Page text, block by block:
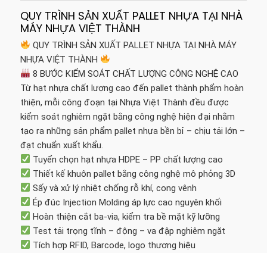
QUY TRÌNH SẢN XUẤT PALLET NHỰA TẠI NHÀ
MÁY NHỰA VIỆT THÀNH
QUY TRÌNH SẢN XUẤT PALLET NHỰA TẠI NHÀ MÁY
NHỰA VIỆT THÀNH
8 BƯỚC KIỂM SOÁT CHẤT LƯỢNG CÔNG NGHỆ CAO
Từ hạt nhựa chất lượng cao đến pallet thành phẩm hoàn
thiện, mỗi công đoạn tại Nhựa Việt Thành đều được
kiểm soát nghiêm ngặt bằng công nghệ hiện đại nhằm
tạo ra những sản phẩm pallet nhựa bền bỉ – chịu tải lớn –
đạt chuẩn xuất khẩu.
Tuyển chọn hạt nhựa HDPE – PP chất lượng cao
Thiết kế khuôn pallet bằng công nghệ mô phỏng 3D
Sấy và xử lý nhiệt chống rỗ khí, cong vênh
Ép đúc Injection Molding áp lực cao nguyên khối
Hoàn thiện cắt ba-via, kiểm tra bề mặt kỹ lưỡng
Test tải trọng tĩnh – động – va đập nghiêm ngặt
Tích hợp RFID, Barcode, logo thương hiệu